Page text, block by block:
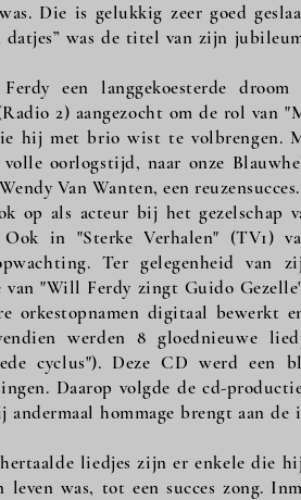
Die is gelukkig zeer goed
was de titel van zijn
een langgekoesterde
2) aangezocht om de rol van
hij met brio wist te volbrengen.
oorlogstijd, naar onze
Van Wanten, een reuzensucces.
op als acteur bij het gezelschap
Ook in "Sterke Verhalen" (TV1)
Ter gelegenheid van
van "Will Ferdy zingt Guido
orkestopnamen digitaal bewerkt
werden 8 gloednieuwe
cyclus"). Deze CD werd een
Daarop volgde de cd-
hommage brengt aan de
liedjes zijn er enkele die
was, tot een succes zong.